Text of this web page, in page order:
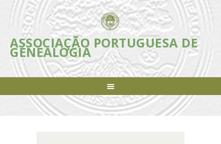
ASSOCIAÇÃO PORTUGUESA DE
GENEALOGIA
ASSOCIAÇÃO PORTUGUESA DE
GENEALOGIA
Incentivar e apoiar a investigação, estudo e divulgação da Genealogia em
Portugal
ASSOCIAÇÃO
INICIATIVAS
REVISTA